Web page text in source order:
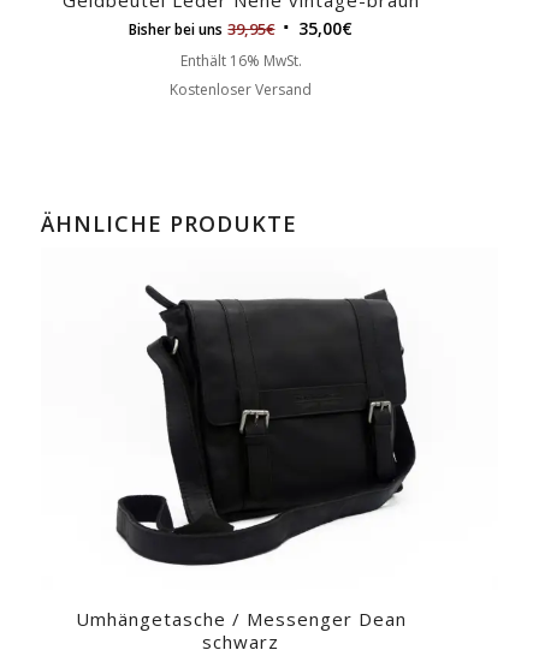
Bisher bei uns 39,95€ 35,00€
Enthält 16% MwSt.
Kostenloser Versand
ÄHNLICHE PRODUKTE
Umhängetasche / Messenger Dean
schwarz